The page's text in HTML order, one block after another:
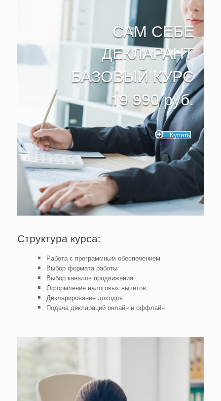
САМ СЕБЕ
ДЕКЛАРАНТ
БАЗОВЫЙ КУРС
19 990 руб.
Купить
Структура курса:
Работа с программным обеспечением
Выбор формата работы
Выбор каналов продвижения
Оформление налоговых вычетов
Декларирование доходов
Подача деклараций онлайн и оффлайн